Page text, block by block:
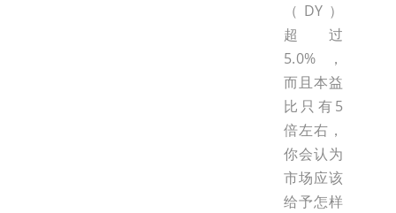
（DY）
超过
5.0%，
而且本益
比只有5
倍左右，
你会认为
市场应该
给予怎样